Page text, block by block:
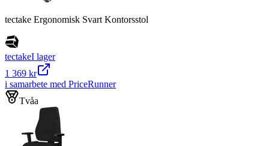
tectake Ergonomisk Svart Kontorsstol
tectakeI lager
1 369 kr
i samarbete med PriceRunner
Tvåa